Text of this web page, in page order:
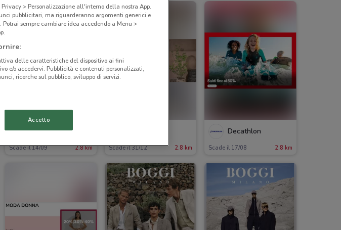
Coin
Scade il 14/09 2.8 km Scade il 31/12 2.8 km
Decathlon
Scade il 17/08 2.8 km
> Personalizzazione all'interno della nostra App.
pubblicitari, ma riguarderanno argomenti generici e
sempre cambiare idea accedendo a Menu >
delle caratteristiche del dispositivo ai fini
e/o accedervi. Pubblicità e contenuti personalizzati,
ricerche sul pubblico, sviluppo di servizi.
Accetto